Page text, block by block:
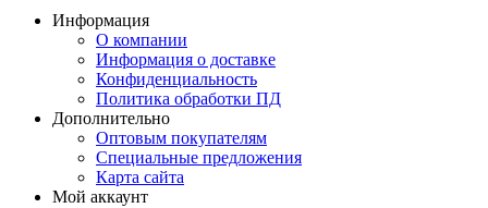
Информация
О компании
Информация о доставке
Конфиденциальность
Политика обработки ПД
Дополнительно
Оптовым покупателям
Специальные предложения
Карта сайта
Мой аккаунт